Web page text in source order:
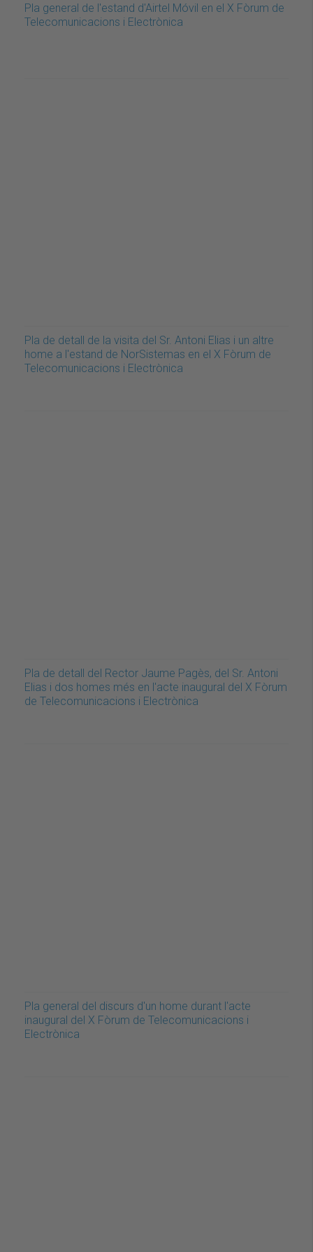
Pla general de l'estand d'Airtel Móvil en el X Fòrum de
Telecomunicacions i Electrònica
Pla de detall de la visita del Sr. Antoni Elias i un altre
home a l'estand de NorSistemas en el X Fòrum de
Telecomunicacions i Electrònica
Pla de detall del Rector Jaume Pagès, del Sr. Antoni
Elias i dos homes més en l'acte inaugural del X Fòrum
de Telecomunicacions i Electrònica
Pla general del discurs d'un home durant l'acte
inaugural del X Fòrum de Telecomunicacions i
Electrònica